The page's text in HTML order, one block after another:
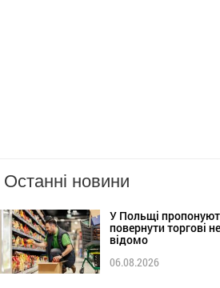
Останні новини
У Польщі
повернути торгові
відомо
06.08.2026